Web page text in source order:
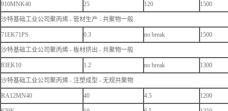
910MNK40 25 120 1500
沙特基础工业公司聚丙烯 - 管材生产 - 共聚物一般
71EK71PS 0.3 no break 1500
沙特基础工业公司聚丙烯 - 板材挤出 - 共聚物一般
83EK10 1.2 no break 1300
沙特基础工业公司聚丙烯 - 注塑成型 - 无规共聚物
RA12MN40 40 4.5 1200